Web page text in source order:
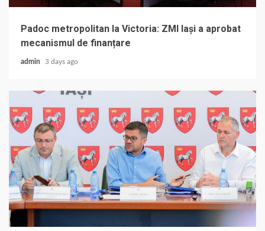
Padoc metropolitan la Victoria: ZMI Iași a aprobat
mecanismul de finanțare
admin 3 days ago